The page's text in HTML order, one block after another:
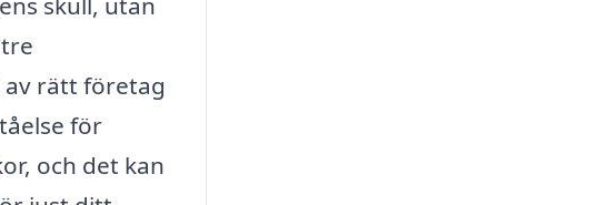
rätt företag
för
och det kan